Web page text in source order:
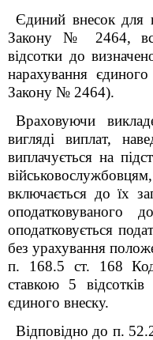
Єдиний внесок для
Закону № 2464,
відсотки до
нарахування
Закону № 2464).
Враховуючи
вигляді виплат,
виплачується на
включається до їх
оподатковується
без урахування
п. 168.5 ст. 168
ставкою 5
єдиного внеску.
Відповідно до п.